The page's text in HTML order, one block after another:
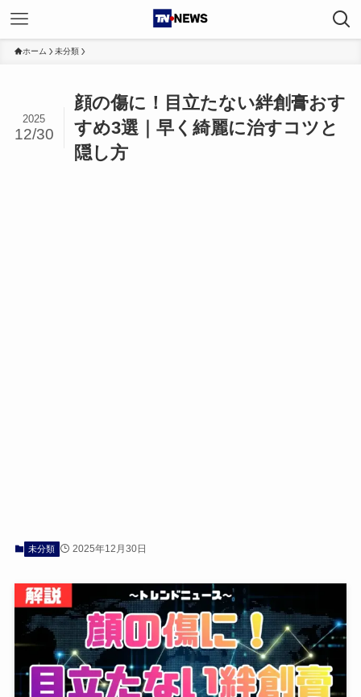
ホーム 未分類
顔の傷に！目立たない絆創膏おす
すめ3選｜早く綺麗に治すコツと
隠し方
2025
12/30
未分類 2025年12月30日